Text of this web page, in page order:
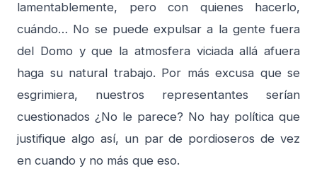
lamentablemente, pero con quienes hacerlo,
cuándo… No se puede expulsar a la gente fuera
del Domo y que la atmosfera viciada allá afuera
haga su natural trabajo. Por más excusa que se
esgrimiera, nuestros representantes serían
cuestionados ¿No le parece? No hay política que
justifique algo así, un par de pordioseros de vez
en cuando y no más que eso.